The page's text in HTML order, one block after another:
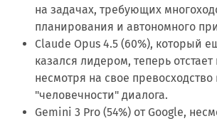
на задачах, требующих
планирования и автономного
Claude Opus 4.5 (60%), который
казался лидером, теперь отстает
несмотря на свое превосходство
"человечности" диалога.
Gemini 3 Pro (54%) от Google,